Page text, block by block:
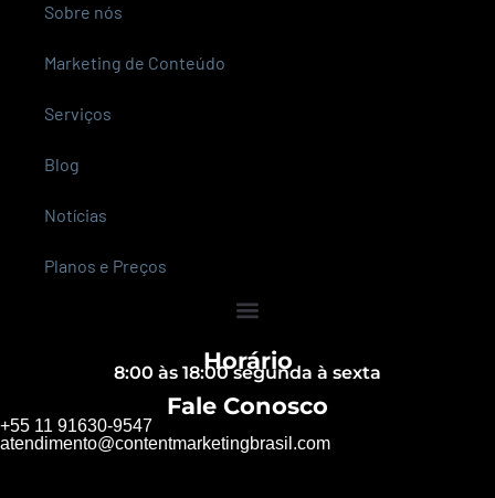
Sobre nós
Marketing de Conteúdo
Serviços
Blog
Notícias
Planos e Preços
Horário
8:00 às 18:00 segunda à sexta
Fale Conosco
+55 11 91630-9547
atendimento@contentmarketingbrasil.com